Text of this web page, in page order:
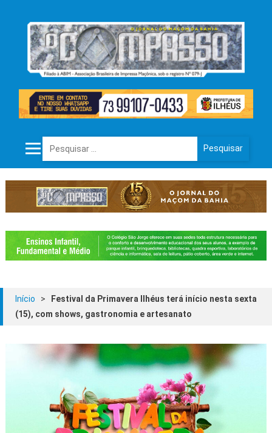
Pesquisar por:
Início >
Festival da Primavera Ilhéus terá início nesta sexta
(15), com shows, gastronomia e artesanato